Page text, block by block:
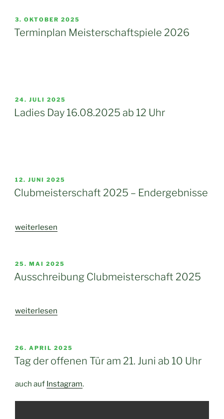
VERÖFFENTLICHT
AM
3. OKTOBER 2025
Terminplan Meisterschaftspiele 2026
VERÖFFENTLICHT
AM
24. JULI 2025
Ladies Day 16.08.2025 ab 12 Uhr
VERÖFFENTLICHT
AM
12. JUNI 2025
Clubmeisterschaft 2025 – Endergebnisse
„Clubmeisterschaft
Endergebnisse“
weiterlesen
VERÖFFENTLICHT
AM
25. MAI 2025
Ausschreibung Clubmeisterschaft 2025
„Ausschreibung
weiterlesen
VERÖFFENTLICHT
AM
26. APRIL 2025
Tag der offenen Tür am 21. Juni ab 10 Uhr
auch auf Instagram.